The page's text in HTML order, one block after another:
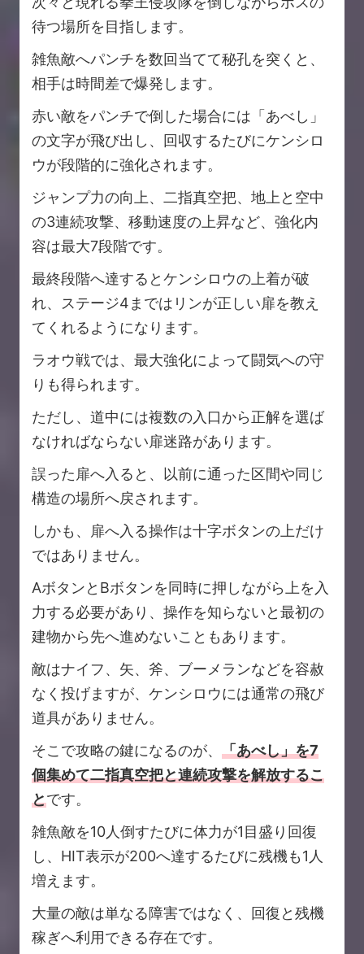
待つ場所を目指します。
雑魚敵へパンチを数回当てて秘孔を突くと、
相手は時間差で爆発します。
赤い敵をパンチで倒した場合には「あべし」
の文字が飛び出し、回収するたびにケンシロ
ウが段階的に強化されます。
ジャンプ力の向上、二指真空把、地上と空中
の3連続攻撃、移動速度の上昇など、強化内
容は最大7段階です。
最終段階へ達するとケンシロウの上着が破
れ、ステージ4まではリンが正しい扉を教え
てくれるようになります。
ラオウ戦では、最大強化によって闘気への守
りも得られます。
ただし、道中には複数の入口から正解を選ば
なければならない扉迷路があります。
誤った扉へ入ると、以前に通った区間や同じ
構造の場所へ戻されます。
しかも、扉へ入る操作は十字ボタンの上だけ
ではありません。
AボタンとBボタンを同時に押しながら上を入
力する必要があり、操作を知らないと最初の
建物から先へ進めないこともあります。
敵はナイフ、矢、斧、ブーメランなどを容赦
なく投げますが、ケンシロウには通常の飛び
道具がありません。
そこで攻略の鍵になるのが、 「あべし」を7
個集めて二指真空把と連続攻撃を解放するこ
とです。
雑魚敵を10人倒すたびに体力が1目盛り回復
し、HIT表示が200へ達するたびに残機も1人
増えます。
大量の敵は単なる障害ではなく、回復と残機
稼ぎへ利用できる存在です。